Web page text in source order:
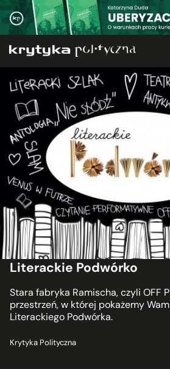
Literackie Podwórko
Stara fabryka Ramischa, czyli OFF
przestrzeń, w której pokażemy
Literackiego Podwórka.
Krytyka Polityczna